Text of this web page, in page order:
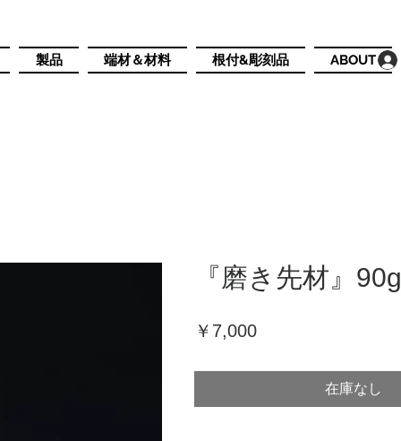
製品 端材＆材料 根付&彫刻品 ABOUT
『磨き先材』90g
￥7,000価
在庫なし